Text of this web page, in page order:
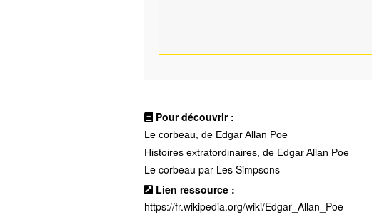
Pour découvrir :
Le corbeau, de Edgar Allan Poe
Histoires extratordinaires, de Edgar Allan Poe
Le corbeau par Les Simpsons
Lien ressource :
https://fr.wikipedia.org/wiki/Edgar_Allan_Poe